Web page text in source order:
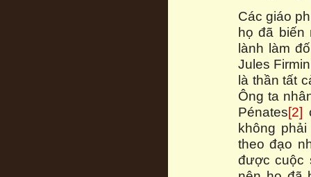
Các giáo
họ đã biến
lành làm
Jules
là thần tất
Ông ta
Pénates[2]
không
theo đạo
được cuộc